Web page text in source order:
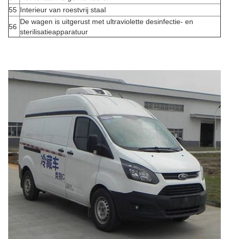
55 Interieur van roestvrij staal
56
De wagen is uitgerust met ultraviolette desinfectie- en
sterilisatieapparatuur